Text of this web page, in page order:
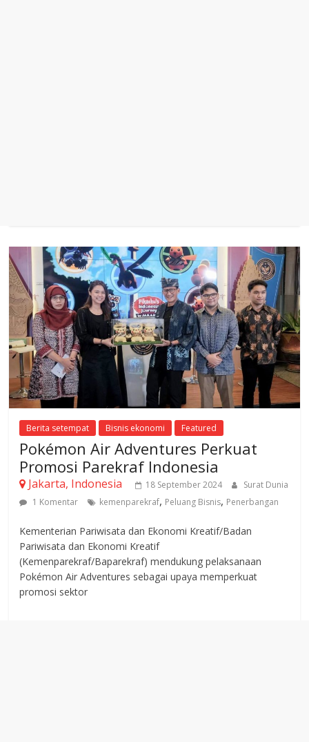
Berita setempat Bisnis ekonomi Featured
Pokémon Air Adventures Perkuat
Promosi Parekraf Indonesia
Jakarta, Indonesia 18 September 2024
Surat Dunia
1 Komentar
kemenparekraf, Peluang Bisnis, Penerbangan
Kementerian Pariwisata dan Ekonomi Kreatif/Badan
Pariwisata dan Ekonomi Kreatif
(Kemenparekraf/Baparekraf) mendukung pelaksanaan
Pokémon Air Adventures sebagai upaya memperkuat
promosi sektor